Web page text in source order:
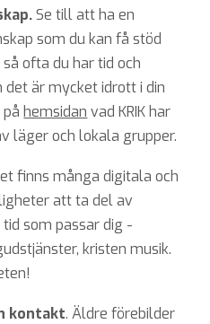
Se till att ha en
som du kan få stöd
ofta du har tid och
det är mycket idrott i din
på hemsidan vad KRIK har
läger och lokala grupper.
finns många digitala och
att ta del av
som passar dig -
kristen musik.
kontakt. Äldre förebilder